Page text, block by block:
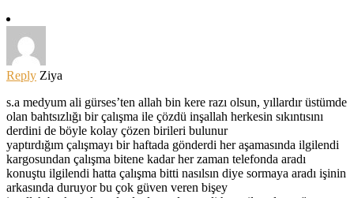
Reply Ziya
s.a medyum ali gürses’ten allah bin kere razı olsun, yıllardır üstümde
olan bahtsızlığı bir çalışma ile çözdü inşallah herkesin sıkıntısını
derdini de böyle kolay çözen birileri bulunur
yaptırdığım çalışmayı bir haftada gönderdi her aşamasında ilgilendi
kargosundan çalışma bitene kadar her zaman telefonda aradı
konuştu ilgilendi hatta çalışma bitti nasılsın diye sormaya aradı işinin
arkasında duruyor bu çok güven veren bişey